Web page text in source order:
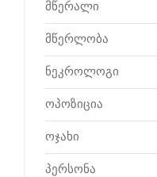
მწერალი
მწერლობა
ნეკროლოგი
ოპოზიცია
ოჯახი
პერსონა